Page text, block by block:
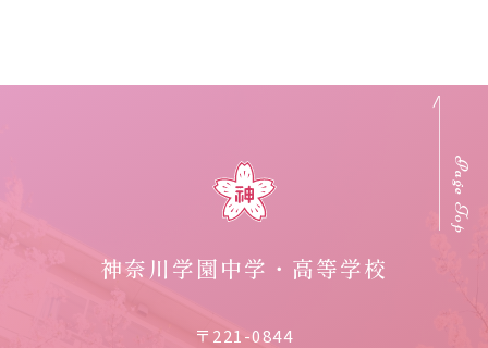
神奈川学園中学・高等学校
〒221-0844
Page Top